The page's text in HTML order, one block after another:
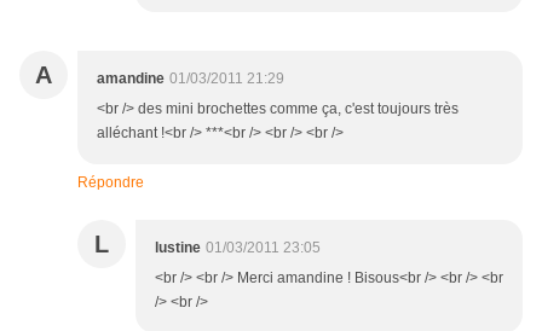
A amandine 01/03/2011 21:29
<br /> des mini brochettes comme ça, c'est toujours très
alléchant !<br /> ***<br /> <br /> <br />
Répondre
L lustine 01/03/2011 23:05
<br /> <br /> Merci amandine ! Bisous<br /> <br /> <br
/> <br />